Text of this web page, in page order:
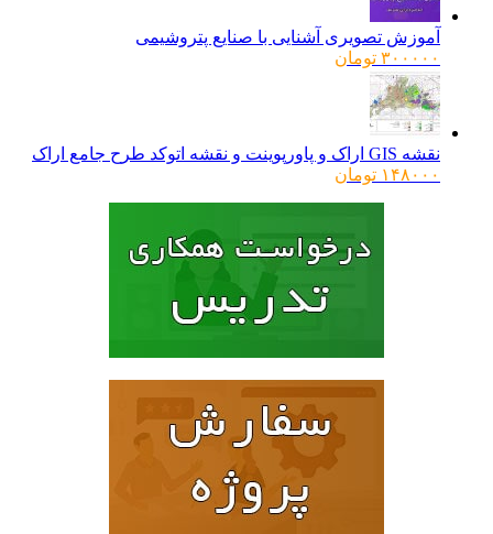
آموزش تصویری آشنایی با صنایع پتروشیمی
۳۰۰۰۰۰ تومان
نقشه GIS اراک و پاورپوینت و نقشه اتوکد طرح جامع اراک
۱۴۸۰۰۰ تومان